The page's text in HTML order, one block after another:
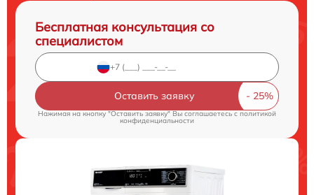
Бесплатная консультация со
специалистом
Оставить заявку
Нажимая на кнопку "Оставить заявку" Вы соглашаетесь cполитикой
конфиденциальности